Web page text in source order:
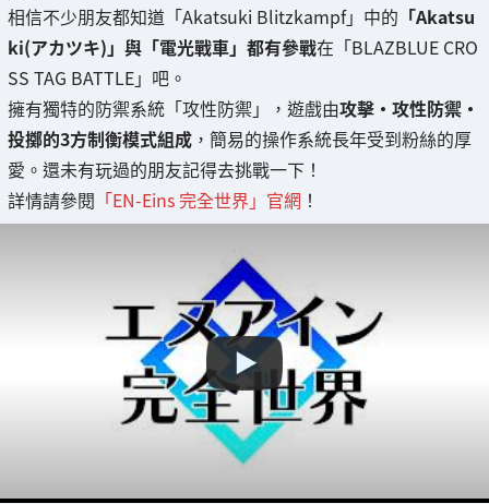
相信不少朋友都知道「Akatsuki Blitzkampf」中的 「Akatsu
ki(アカツキ)」與「電光戰車」都有參戰在「BLAZBLUE CRO
SS TAG BATTLE」吧。
擁有獨特的防禦系統「攻性防禦」，遊戲由攻擊・攻性防禦・
投擲的3方制衡模式組成 ，簡易的操作系統長年受到粉絲的厚
愛。還未有玩過的朋友記得去挑戰一下！
詳情請參閱 「EN-Eins 完全世界」官網 ！